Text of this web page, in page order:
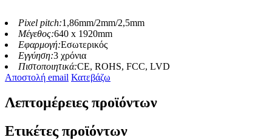
Pixel pitch:1,86mm/2mm/2,5mm
Μέγεθος:640 x 1920mm
Εφαρμογή:Εσωτερικός
Εγγύηση:3 χρόνια
Πιστοποιητικά:CE, ROHS, FCC, LVD
Αποστολή email Κατεβάζω
Λεπτομέρειες προϊόντων
Ετικέτες προϊόντων